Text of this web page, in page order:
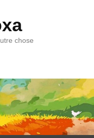
chose